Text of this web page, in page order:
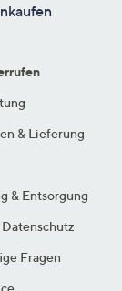
& Lieferung
& Entsorgung
Fragen